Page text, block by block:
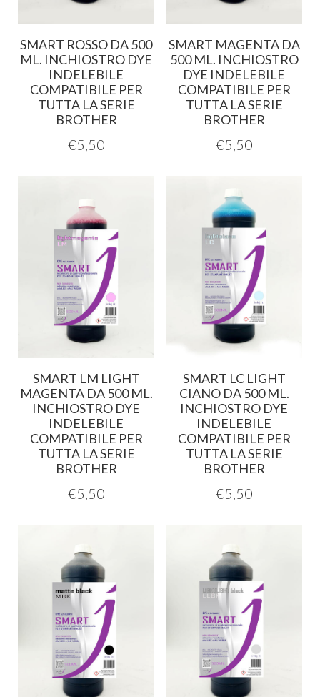
SMART ROSSO DA 500
ML. INCHIOSTRO DYE
INDELEBILE
COMPATIBILE PER
TUTTA LA SERIE
BROTHER
€5,50
SMART MAGENTA DA
500 ML. INCHIOSTRO
DYE INDELEBILE
COMPATIBILE PER
TUTTA LA SERIE
BROTHER
€5,50
SMART LM LIGHT
MAGENTA DA 500 ML.
INCHIOSTRO DYE
INDELEBILE
COMPATIBILE PER
TUTTA LA SERIE
BROTHER
€5,50
SMART LC LIGHT
CIANO DA 500 ML.
INCHIOSTRO DYE
INDELEBILE
COMPATIBILE PER
TUTTA LA SERIE
BROTHER
€5,50